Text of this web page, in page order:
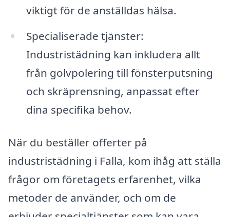
viktigt för de anställdas hälsa.
Specialiserade tjänster:
Industristädning kan inkludera allt
från golvpolering till fönsterputsning
och skräprensning, anpassat efter
dina specifika behov.
När du beställer offerter på
industristädning i Falla, kom ihåg att ställa
frågor om företagets erfarenhet, vilka
metoder de använder, och om de